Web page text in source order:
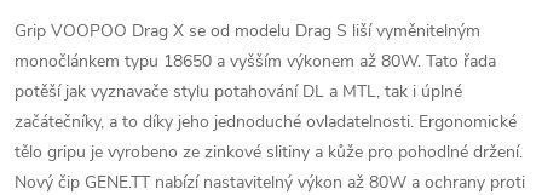
Grip VOOPOO Drag X se od modelu Drag S liší vyměnitelným
monočlánkem typu 18650 a vyšším výkonem až 80W. Tato řada
potěší jak vyznavače stylu potahování DL a MTL, tak i úplné
začátečníky, a to díky jeho jednoduché ovladatelnosti. Ergonomické
tělo gripu je vyrobeno ze zinkové slitiny a kůže pro pohodlné držení.
Nový čip GENE.TT nabízí nastavitelný výkon až 80W a ochrany proti